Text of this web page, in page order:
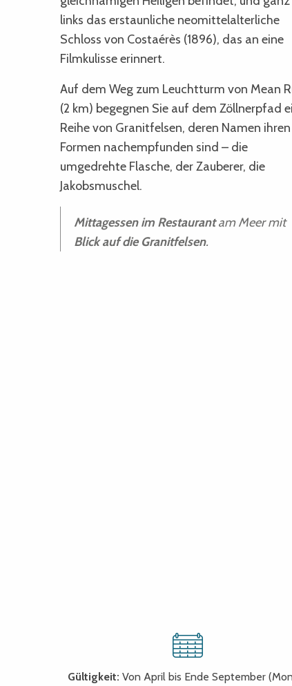
links das erstaunliche neomittelalterliche
Schloss von Costaérès (1896), das an eine
Filmkulisse erinnert.
Auf dem Weg zum Leuchtturm von Mean
(2 km) begegnen Sie auf dem Zöllnerpfad
Reihe von Granitfelsen, deren Namen ihren
Formen nachempfunden sind – die
umgedrehte Flasche, der Zauberer, die
Jakobsmuschel.
Mittagessen im Restaurantam Meer mit
Blick auf die Granitfelsen.
Gültigkeit: Von April bis Ende September